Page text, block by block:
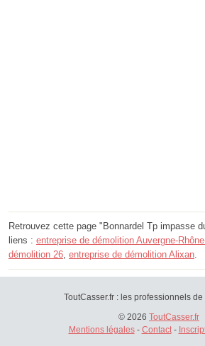
Retrouvez cette page "Bonnardel Tp impasse
liens : entreprise de démolition Auvergne-
démolition 26, entreprise de démolition Alixan.
ToutCasser.fr : les professionnels
© 2026 ToutCasser.fr
Mentions légales- Contact-